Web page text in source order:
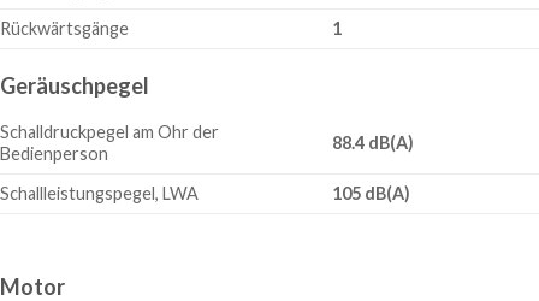
Rückwärtsgänge
1
Geräuschpegel
Schalldruckpegel am Ohr der
Bedienperson
88.4 dB(A)
Schallleistungspegel, LWA 105 dB(A)
Motor